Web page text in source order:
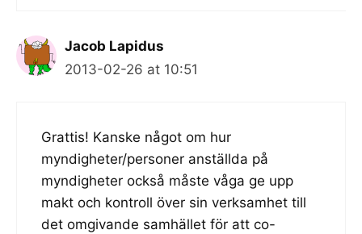
Jacob Lapidus
2013-02-26 at 10:51
Grattis! Kanske något om hur
myndigheter/personer anställda på
myndigheter också måste våga ge upp
makt och kontroll över sin verksamhet till
det omgivande samhället för att co-